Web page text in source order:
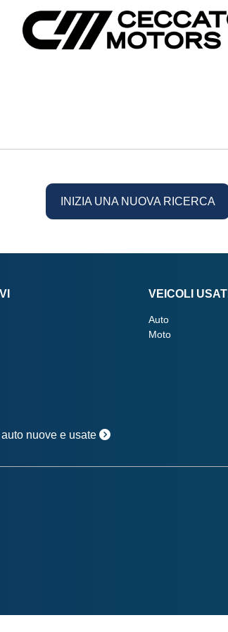
INIZIA UNA NUOVA RICERCA
VEICOLI USATI
Auto
Moto
nuove e usate